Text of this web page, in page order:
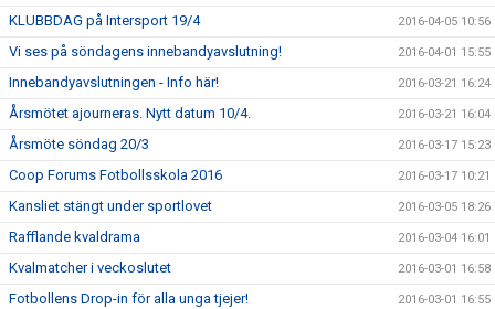
KLUBBDAG på Intersport 19/4 2016-04-05 10:56
Vi ses på söndagens innebandyavslutning! 2016-04-01 15:55
Innebandyavslutningen - Info här! 2016-03-21 16:24
Årsmötet ajourneras. Nytt datum 10/4. 2016-03-21 16:04
Årsmöte söndag 20/3 2016-03-17 15:23
Coop Forums Fotbollsskola 2016 2016-03-17 10:21
Kansliet stängt under sportlovet 2016-03-05 18:26
Rafflande kvaldrama 2016-03-04 16:01
Kvalmatcher i veckoslutet 2016-03-01 16:58
Fotbollens Drop-in för alla unga tjejer! 2016-03-01 16:55